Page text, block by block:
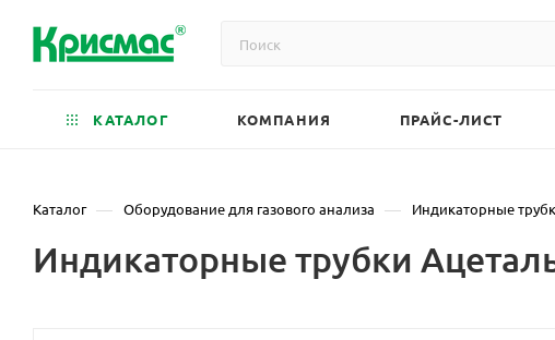
КАТАЛОГ КОМПАНИЯ ПРАЙС-ЛИСТ
Каталог — Оборудование для газового анализа — Индикаторные
Индикаторные трубки